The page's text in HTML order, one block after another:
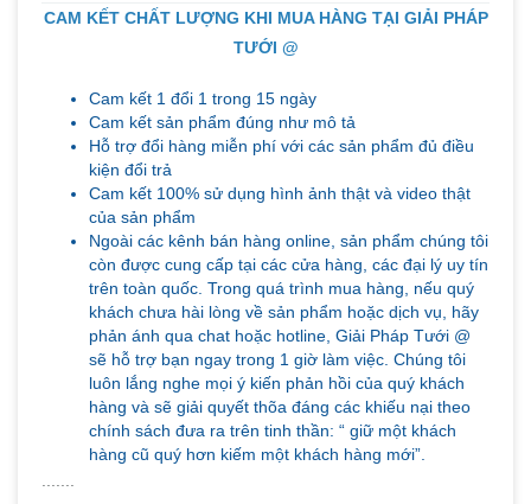
CAM KẾT CHẤT LƯỢNG KHI MUA HÀNG TẠI GIẢI PHÁP
TƯỚI @
Cam kết 1 đổi 1 trong 15 ngày
Cam kết sản phẩm đúng như mô tả
Hỗ trợ đổi hàng miễn phí với các sản phẩm đủ điều
kiện đổi trả
Cam kết 100% sử dụng hình ảnh thật và video thật
của sản phẩm
Ngoài các kênh bán hàng online, sản phẩm chúng tôi
còn được cung cấp tại các cửa hàng, các đại lý uy tín
trên toàn quốc. Trong quá trình mua hàng, nếu quý
khách chưa hài lòng về sản phẩm hoặc dịch vụ, hãy
phản ánh qua chat hoặc hotline, Giải Pháp Tưới @
sẽ hỗ trợ bạn ngay trong 1 giờ làm việc. Chúng tôi
luôn lắng nghe mọi ý kiến phản hồi của quý khách
hàng và sẽ giải quyết thõa đáng các khiếu nại theo
chính sách đưa ra trên tinh thần: “ giữ một khách
hàng cũ quý hơn kiếm một khách hàng mới”.
.......